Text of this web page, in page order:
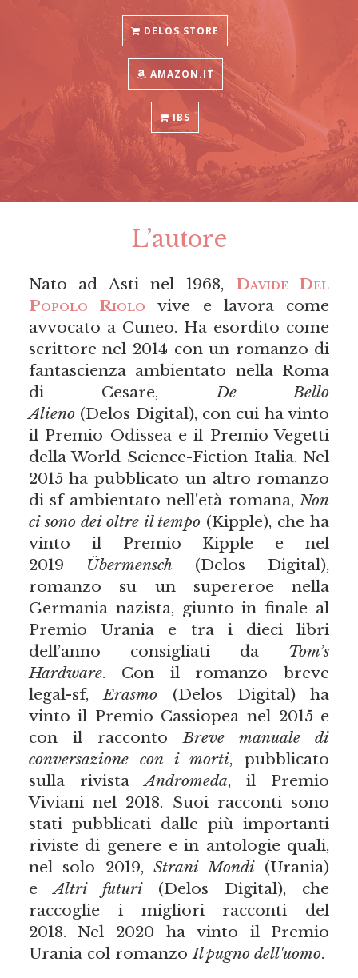
DELOS STORE
AMAZON.IT
IBS
L’autore
Nato ad Asti nel 1968, Davide Del
Popolo Riolo vive e lavora come
avvocato a Cuneo. Ha esordito come
scrittore nel 2014 con un romanzo di
fantascienza ambientato nella Roma
di Cesare,De Bello
Alieno(Delos Digital), con cui ha vinto
il Premio Odissea e il Premio Vegetti
della World Science-Fiction Italia. Nel
2015 ha pubblicato un altro romanzo
di sf ambientato nell'età romana,Non
ci sono dei oltre il tempo (Kipple), che ha
vinto il Premio Kipple e nel
2019 Übermensch (Delos Digital),
romanzo su un supereroe nella
Germania nazista, giunto in finale al
Premio Urania e tra i dieci libri
dell’anno consigliati da Tom’s
Hardware. Con il romanzo breve
legal-sf,Erasmo (Delos Digital) ha
vinto il Premio Cassiopea nel 2015 e
con il raccontoBreve manuale di
conversazione con i morti, pubblicato
sulla rivistaAndromeda, il Premio
Viviani nel 2018. Suoi racconti sono
stati pubblicati dalle più importanti
riviste di genere e in antologie quali,
nel solo 2019,Strani Mondi(Urania)
eAltri futuri(Delos Digital), che
raccoglie i migliori racconti del
2018. Nel 2020 ha vinto il Premio
Urania col romanzoIl pugno dell'uomo.